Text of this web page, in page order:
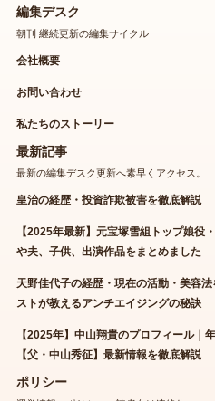
編集デスク
朝刊 継続更新の編集サイクル
会社概要
お問い合わせ
私たちのストーリー
最新記事
最新の編集デスク更新へ素早くアクセス。
皇治の経歴・投資詐欺被害を徹底解説
【2025年最新】元宝塚雪組トップ娘役
や夫、子供、出演作品をまとめました
天野佳代子の経歴・現在の活動・美容
ストが教えるアンチエイジングの秘訣
【2025年】中山翔貴のプロフィール｜
【父・中山秀征】最新情報を徹底解説
ポリシー